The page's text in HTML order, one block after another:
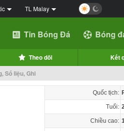
TL Malay
Tin Bóng Đá Bóng
Theo dõi
Kết
Số liệu, Ghi
Quốc tịch:
Tuổi:
Chiều cao: